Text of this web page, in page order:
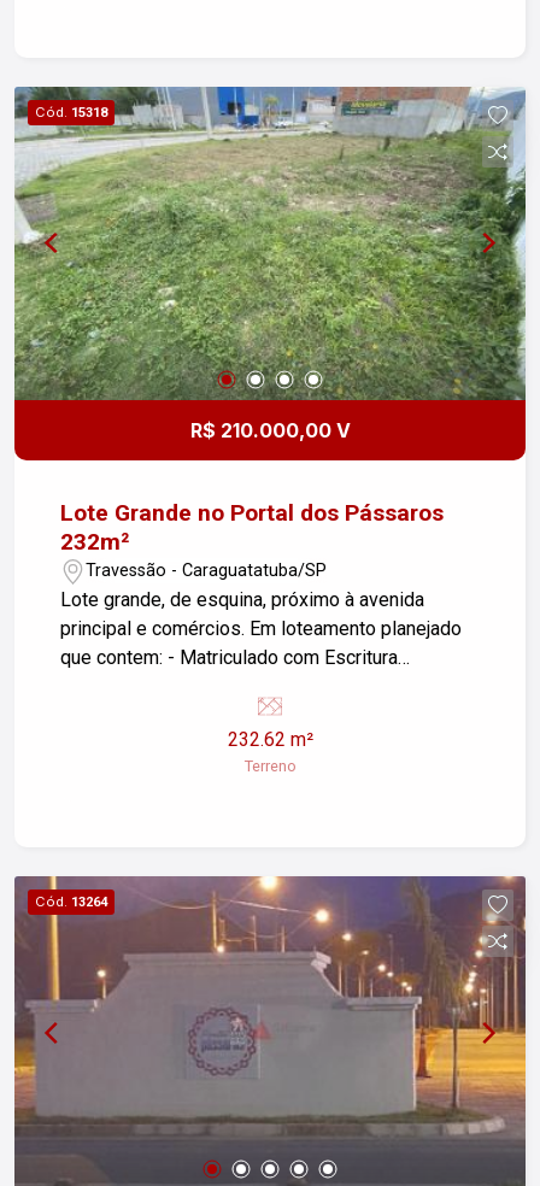
ruas asfaltadas, iluminação pública e rede de
água e esgoto - Próximo a belas praias e pontos
turísticos de Caraguatatuba! Entre em contato
para conhecer esse excelente terreno pronto
para realizar o seu sonho de ter uma casa na
praia em Caraguatatuba/SP! Não perca essa
oportunidade única de adquirir um terreno em
uma das regiões mais valorizadas de
Caraguatatuba! Agende agora mesmo com a
Corretora abaixo!
Cód. 15318
R$ 210.000,00 V
Lote Grande no Portal dos Pássaros
232m²
Travessão - Caraguatatuba/SP
Lote grande, de esquina, próximo à avenida
principal e comércios. Em loteamento planejado
que contem: - Matriculado com Escritura
loteamento - Monitoramento por cameras 24h -
Área de lazer com playground - Ciclo faixas
232.62 m²
Terreno
Cód. 13264